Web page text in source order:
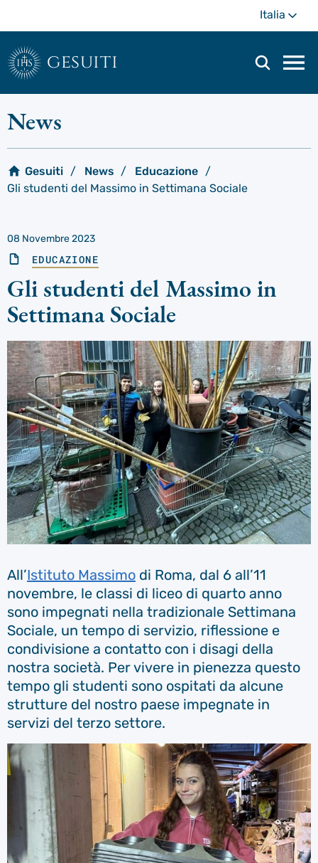
contenuto
principale
Italia
gesuiti
di
News
Gesuiti News
Educazione
Gli studenti del Massimo in Settimana Sociale
08 Novembre 2023
EDUCAZIONE
Gli studenti del Massimo in
Settimana Sociale
All’Istituto Massimo di Roma, dal 6 all’11
novembre, le classi di liceo di quarto anno
sono impegnati nella tradizionale Settimana
Sociale, un tempo di servizio, riflessione e
condivisione a contatto con i disagi della
nostra società. Per vivere in pienezza questo
tempo gli studenti sono ospitati da alcune
strutture del nostro paese impegnate in
servizi del terzo settore.